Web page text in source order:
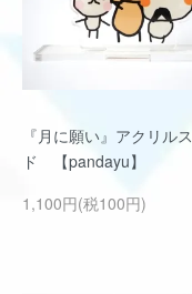
『月に願い』アクリル
ド 【pandayu】
1,100円(税100円)